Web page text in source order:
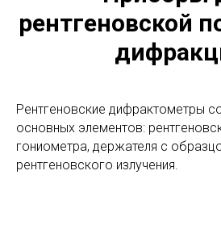
При сканировании образца в
достигаются все возможные
направления решетки ввиду
частиц порошкообразного
межплоскостные расстояния
идентифицировать вещество,
вещество имеет набор
интервалов. Как правило, это
сравнения этого набора со